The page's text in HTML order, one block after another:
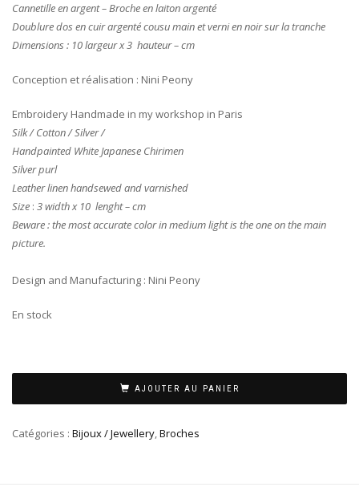
Cannetille en argent– Broche en laiton argenté
Doublure dos en cuir argenté cousu main et verni en noir sur la tranche
Dimensions : 10 largeur x 3 hauteur – cm
Conception et réalisation : Nini Peony
Embroidery Handmade in my workshop in Paris
Silk / Cotton / Silver /
Handpainted White Japanese Chirimen
Silver purl
Leather linen handsewed and varnished
Size : 3 width x 10 lenght – cm
Beware : the most accurate color in medium light is the one on the main
picture.
Design and Manufacturing : Nini Peony
En stock
AJOUTER AU PANIER
Catégories : Bijoux / Jewellery,Broches